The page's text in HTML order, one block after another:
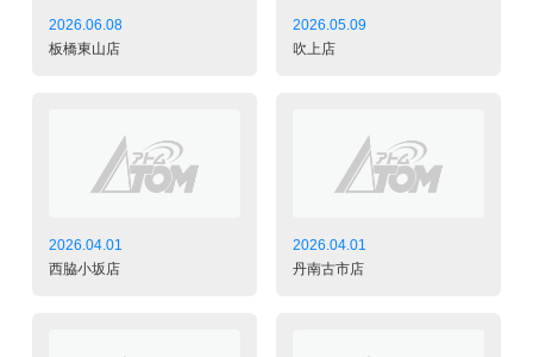
2026.06.08
板橋東山店
2026.05.09
吹上店
2026.04.01
西脇小坂店
2026.04.01
丹南古市店